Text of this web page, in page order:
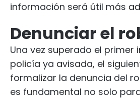
información será útil más
Denunciar el
Una vez superado el primer
policía ya avisada, el
formalizar la denuncia del
es fundamental no solo